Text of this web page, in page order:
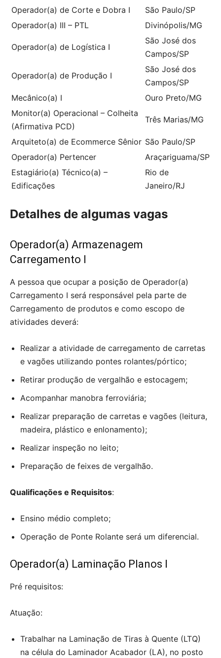
Operador(a) de Corte e Dobra I
São Paulo/SP
Operador(a) III – PTL
Divinópolis/MG
Operador(a) de Logística I
São José dos
Campos/SP
Operador(a) de Produção I
São José dos
Campos/SP
Mecânico(a) I
Ouro Preto/MG
Monitor(a) Operacional – Colheita
(Afirmativa PCD)
Três Marias/MG
Arquiteto(a) de Ecommerce Sênior São Paulo/SP
Operador(a) Pertencer
Araçariguama/SP
Estagiário(a) Técnico(a) –
Edificações
Rio de
Janeiro/RJ
Detalhes de algumas vagas
Operador(a) Armazenagem
Carregamento I
A pessoa que ocupar a posição de Operador(a)
Carregamento I será responsável pela parte de
Carregamento de produtos e como escopo de
atividades deverá:
Realizar a atividade de carregamento de carretas
e vagões utilizando pontes rolantes/pórtico;
Retirar produção de vergalhão e estocagem;
Acompanhar manobra ferroviária;
Realizar preparação de carretas e vagões (leitura,
madeira, plástico e enlonamento);
Realizar inspeção no leito;
Preparação de feixes de vergalhão.
Qualificações e Requisitos:
Ensino médio completo;
Operação de Ponte Rolante será um diferencial.
Operador(a) Laminação Planos I
Pré requisitos:
Atuação:
Trabalhar na Laminação de Tiras à Quente (LTQ)
na célula do Laminador Acabador (LA), no posto